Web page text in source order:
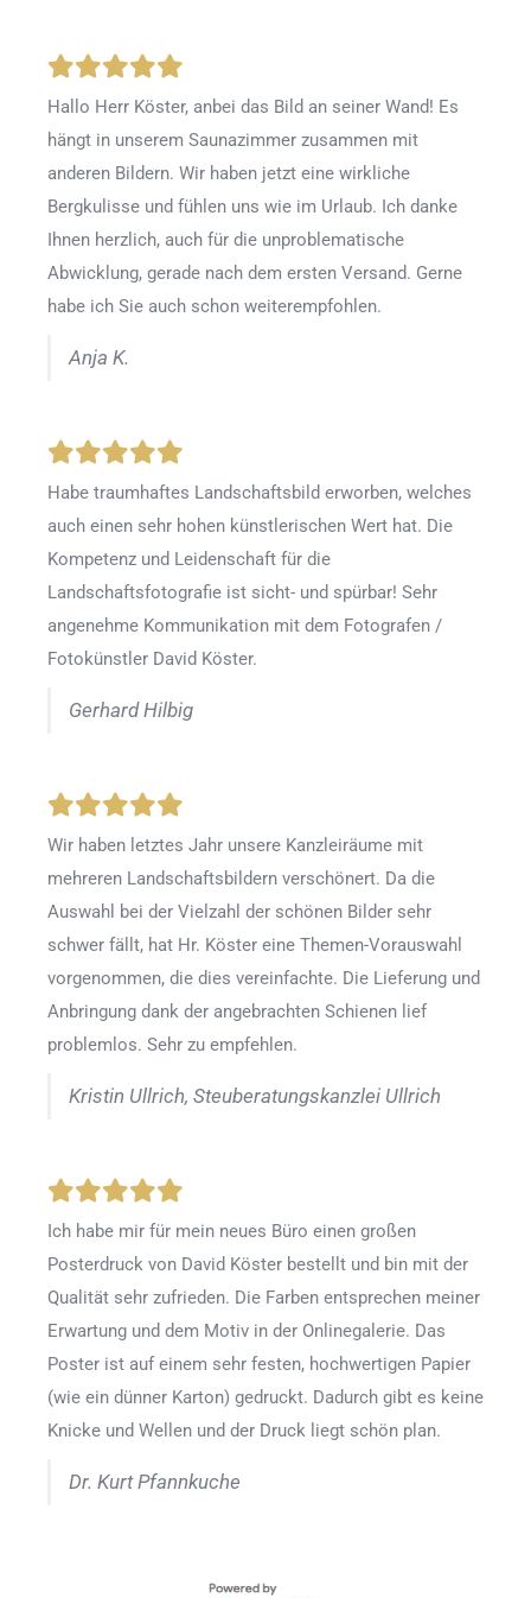
Hallo Herr Köster, anbei das Bild an seiner Wand! Es
hängt in unserem Saunazimmer zusammen mit
anderen Bildern. Wir haben jetzt eine wirkliche
Bergkulisse und fühlen uns wie im Urlaub. Ich danke
Ihnen herzlich, auch für die unproblematische
Abwicklung, gerade nach dem ersten Versand. Gerne
habe ich Sie auch schon weiterempfohlen.
Anja K.
Habe traumhaftes Landschaftsbild erworben, welches
auch einen sehr hohen künstlerischen Wert hat. Die
Kompetenz und Leidenschaft für die
Landschaftsfotografie ist sicht- und spürbar! Sehr
angenehme Kommunikation mit dem Fotografen /
Fotokünstler David Köster.
Gerhard Hilbig
Wir haben letztes Jahr unsere Kanzleiräume mit
mehreren Landschaftsbildern verschönert. Da die
Auswahl bei der Vielzahl der schönen Bilder sehr
schwer fällt, hat Hr. Köster eine Themen-Vorauswahl
vorgenommen, die dies vereinfachte. Die Lieferung und
Anbringung dank der angebrachten Schienen lief
problemlos. Sehr zu empfehlen.
Kristin Ullrich, Steuberatungskanzlei Ullrich
Ich habe mir für mein neues Büro einen großen
Posterdruck von David Köster bestellt und bin mit der
Qualität sehr zufrieden. Die Farben entsprechen meiner
Erwartung und dem Motiv in der Onlinegalerie. Das
Poster ist auf einem sehr festen, hochwertigen Papier
(wie ein dünner Karton) gedruckt. Dadurch gibt es keine
Knicke und Wellen und der Druck liegt schön plan.
Dr. Kurt Pfannkuche